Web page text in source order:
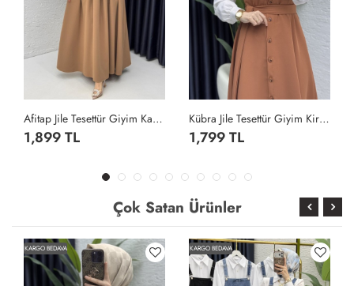
Afitap Jile Tesettür Giyim Karamel
1,899 TL
Kübra Jile Tesettür Giyim Kiremit
1,799 TL
Çok Satan Ürünler
KARGO BEDAVA KARGO BEDAVA